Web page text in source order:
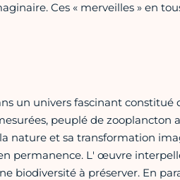
Ces « merveilles » en
un univers fascinant constitué
peuplé de zooplancton
nature et sa transformation
permanence. L' œuvre
biodiversité à préserver. En